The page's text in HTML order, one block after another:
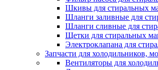
Шкивы для стиральных
Шланги заливные для
Шланги сливные для
Щетки для стиральных
Электроклапана для
Запчасти для холодильников,
Вентиляторы для